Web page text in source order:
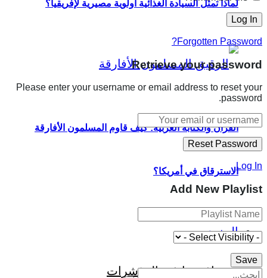
لماذا تمثل السيادة الغذائية أولوية مصيرية لإفريقيا؟
القرآن والكتابة العربية: كيف قاوم المسلمون الأفارقة
الاسترقاق في أمريكا؟
المزيد
إفريقيا في المؤشرات
Forgotten Password?
Retrieve your password
Please enter your username or email address to reset your
password.
Log In
Add New Playlist